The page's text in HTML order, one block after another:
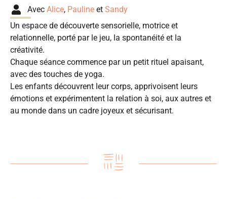
Avec Alice, Pauline et Sandy
Un espace de découverte sensorielle, motrice et
relationnelle, porté par le jeu, la spontanéité et la
créativité.
Chaque séance commence par un petit rituel apaisant,
avec des touches de yoga.
Les enfants découvrent leur corps, apprivoisent leurs
émotions et expérimentent la relation à soi, aux autres et
au monde dans un cadre joyeux et sécurisant.